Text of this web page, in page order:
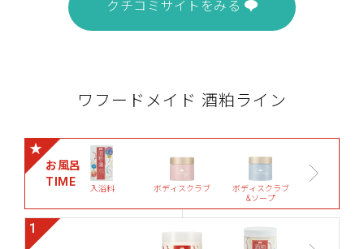
クチコミサイトをみる
ワフードメイド 酒粕ライン
★
お風呂
TIME
入浴料 ボディ スクラブ ボディ スクラブ
&ソープ
1